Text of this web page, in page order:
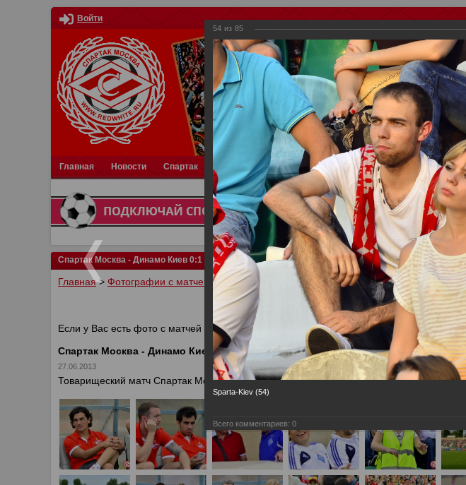
Войти
Главная Новости Спартак Турниры Фотки Отчеты Видео Фанату
Спартак Москва - Динамо Киев 0:1
Главная> Фотографии с матчей Спартака, Сборной Росиии>ФК Спартак>Сезон
Уважаемые посетители нашего
Если у Вас есть фото с матчей
Спартака, высылайте нам напочтумы обязательно
Спартак Москва - Динамо Киев 0:1
27.06.2013
Товарищеский матч Спартак Москва - Динамо Киев 0:1
54 из 85
Sparta-Kiev (54)
Всего комментариев: 0